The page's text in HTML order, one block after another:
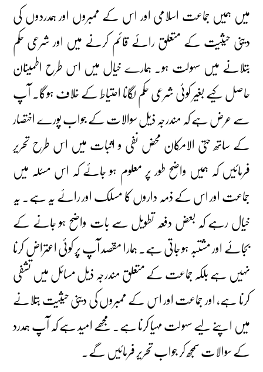
میں ہمیں جماعت اسلامی اور اس کے ممبروں اور ہمدردوں کی
دینی حیثیت کے متعلق رائے قائم کرنے میں اور شرعی حکم
بتلانے میں سہولت ہو۔ ہمارے خیال میں اس طرح اطمینان
حاصل کیے بغیر کوئی شرعی حکم لگانا احتیاط کے خلاف ہوگا۔ آپ
سے عرض ہے کہ مندرجہ ذیل سوالات کے جواب پورے اختصار
کے ساتھ حتی الامکان محض نفی و اثبات میں اس طرح تحریر
فرمائیں کہ ہمیں واضح طور پر معلوم ہو جائے کہ اس مسئلہ میں
جماعت اور اس کے ذمہ داروں کا مسلک اور رائے یہ ہے۔ یہ
خیال رہے کہ بعض دفعہ تطویل سے بات واضح ہو جانے کے
بجائے اور مشتبہ ہو جاتی ہے۔ ہمارا مقصد آپ پر کوئی اعتراض کرنا
نہیں ہے بلکہ جماعت کے متعلق مندرجہ ذیل مسائل میں تشفی
کرنا ہے، اور جماعت اور اس کے ممبروں کی دینی حیثیت بتلانے
میں اپنے لیے سہولت مہیا کرنا ہے۔ مجھے امید ہے کہ آپ ہمدرد
کے سوالات سمجھ کر جواب تحریر فرمائیں گے۔